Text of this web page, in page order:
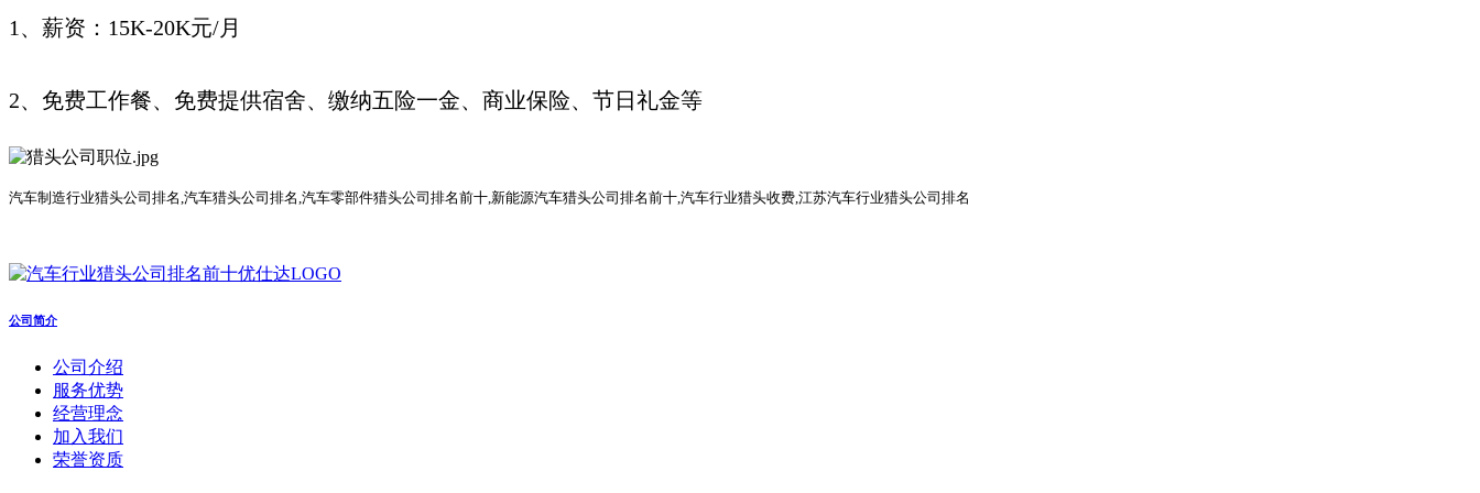
1、薪资：15K-20K元/月
2、免费工作餐、免费提供宿舍、缴纳五险一金、商业保险、节日礼金等
汽车制造行业猎头公司 排名 ,汽车猎头公司排名,汽车零部件猎头公司排名前十,新能源汽车猎头公司排名前十,汽车行业猎头收费,江苏汽车行业猎头公司排名
公司简介
公司介绍
服务优势
经营理念
加入我们
荣誉资质